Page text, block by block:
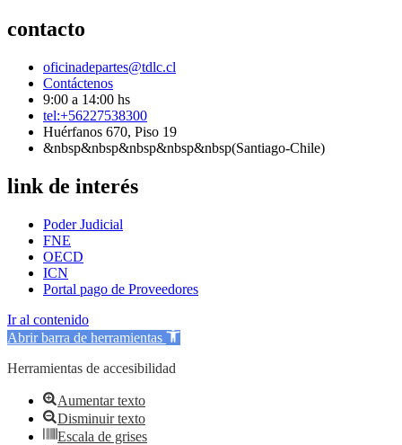
contacto
oficinadepartes@tdlc.cl
Contáctenos
9:00 a 14:00 hs
tel:+56227538300
Huérfanos 670, Piso 19
&nbsp&nbsp&nbsp&nbsp&nbsp(Santiago-Chile)
link de interés
Poder Judicial
FNE
OECD
ICN
Portal pago de Proveedores
Ir al contenido
Abrir barra de herramientas
Herramientas de accesibilidad
Aumentar texto
Disminuir texto
Escala de grises